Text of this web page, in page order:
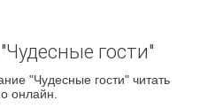
гости"
"Чудесные гости" читать
онлайн.